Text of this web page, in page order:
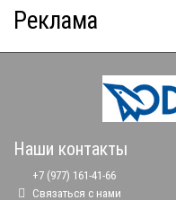
Реклама
Наши контакты
+7 (977) 161-41-66
Связаться с нами